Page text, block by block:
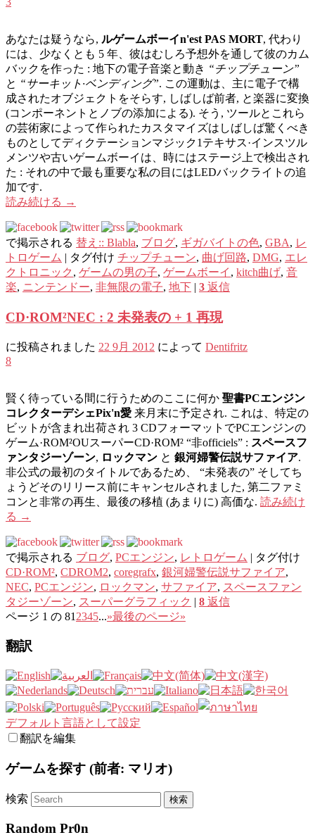
あなたは疑うなら, ルゲームボーイn'est PAS MORT, 代わり
には、少なくとも 5 年、彼はむしろ予想外を通して彼のカム
バックを作った : 地下の電子音楽と動き “チップチューン”
と “サーキット·ベンディング”. この運動は、主に電子で構
成されたオブジェクトをそらす, しばしば前者, と楽器に変換
(コンポーネントとノブの添加による). そう, ツールとこれら
の芸術家によって作られたカスタマイズはしばしば驚くべき
ものとしてディクテーションマジック1テキサス·インスツル
メンツや古いゲームボーイは、時にはステージ上で検出され
た : それの中で最も重要な私の目にはLEDバックライトの追
加です.
読み続ける →
で掲示される 替え:: Blabla, ブログ, ギガバイトの色, GBA, レ
トロゲーム | タグ付け チップチューン, 曲げ回路, DMG, エレ
クトロニック , ゲームの男の子, ゲームボーイ , kitch曲げ, 音
楽, ニンテンドー, 非無限の電子, 地下 | 3 返信
CD·ROM²NEC : 2 未発表の + 1 再現
に投稿されました 22 9月 2012 によって Dentifritz
8
賢く待っている間に行うためのここに何か 聖書PCエンジン
コレクターデシェPix'n愛 来月末に予定され. これは、特定の
ビットが含まれ出荷され 3 CDフォーマットでPCエンジンの
ゲーム·ROM²OUスーパーCD·ROM² “非officiels” : スペースフ
ァンタジーゾーン, ロックマン と 銀河婦警伝説サファイア.
非公式の最初のタイトルであるため、 “未発表の” そしてち
ょうどそのリリース前にキャンセルされました, 第二ファミ
コンと非常の再生、最後の移植 (あまりに) 高価な. 読み続け
る →
で掲示される ブログ, PCエンジン, レトロゲーム | タグ付け
CD·ROM², CDROM2, coregrafx, 銀河婦警伝説サファイア,
NEC, PCエンジン, ロックマン, サファイア, スペースファン
タジーゾーン, スーパーグラフィック | 8 返信
ページ 1 の 81 2345...»最後のページ»
翻訳
デフォルト言語として設定
翻訳を編集
ゲームを探す (前者: マリオ)
検索
Random Pr0n